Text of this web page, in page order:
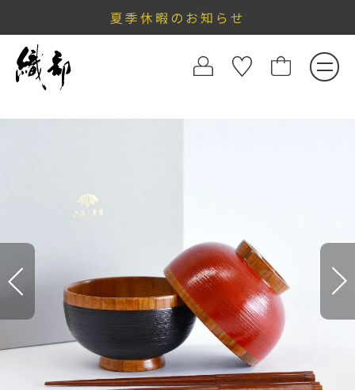
夏季休暇のお知らせ